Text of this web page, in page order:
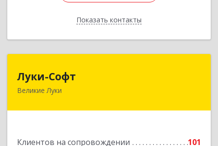
Показать контакты
Назад
Луки-Софт
Великие Луки
Клиентов на сопровождении 101
182113, Псковская обл, Великие Луки г,